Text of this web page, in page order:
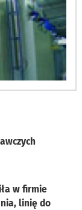
w firmie
linię do